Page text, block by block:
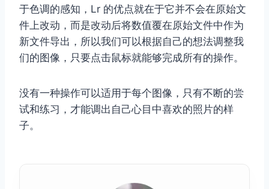
于色调的感知，Lr 的优点就在于它并不会在原始文
件上改动，而是改动后将数值覆在原始文件中作为
新文件导出，所以我们可以根据自己的想法调整我
们的图像，只要点击鼠标就能够完成所有的操作。
没有一种操作可以适用于每个图像，只有不断的尝
试和练习，才能调出自己心目中喜欢的照片的样
子。